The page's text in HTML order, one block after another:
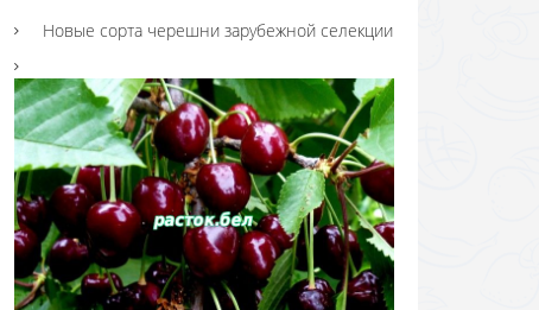
Новые сорта черешни зарубежной селекции